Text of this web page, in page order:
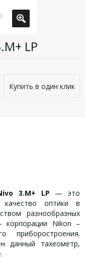
LP
Купить в один клик
3.M+ LP — это
оптики в
разнообразных
корпорации Nikon –
приборостроения.
данный тахеометр,